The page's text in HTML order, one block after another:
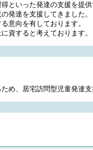
いった発達の支援を提
達を支援してきました
意向を有しております。
資すると考えております。
め、居宅訪問型児童発達